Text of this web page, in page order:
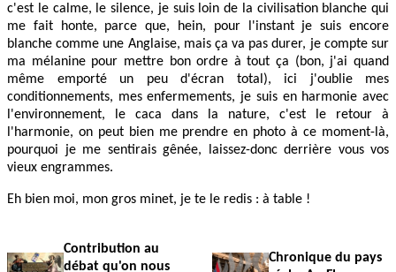
c'est le calme, le silence, je suis loin de la civilisation blanche qui
me fait honte, parce que, hein, pour l'instant je suis encore
blanche comme une Anglaise, mais ça va pas durer, je compte sur
ma mélanine pour mettre bon ordre à tout ça (bon, j'ai quand
même emporté un peu d'écran total), ici j'oublie mes
conditionnements, mes enfermements, je suis en harmonie avec
l'environnement, le caca dans la nature, c'est le retour à
l'harmonie, on peut bien me prendre en photo à ce moment-là,
pourquoi je me sentirais gênée, laissez-donc derrière vous vos
vieux engrammes.
Eh bien moi, mon gros minet, je te le redis : à table !
Contribution au
débat qu'on nous
Chronique du pays